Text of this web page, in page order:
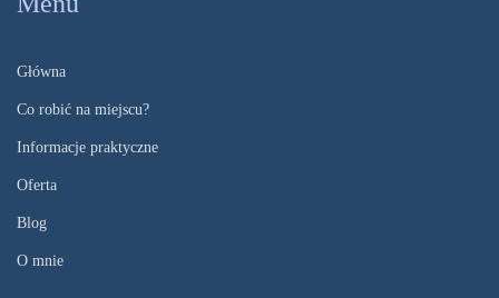
Główna
Co robić na miejscu?
Informacje praktyczne
Oferta
Blog
O mnie